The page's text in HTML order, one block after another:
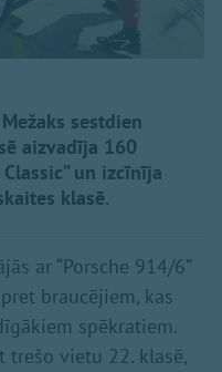
sestdien
aizvadīja 160
un izcīnīja
klasē.
ar “Porsche 914/6”
braucējiem, kas
spēkratiem.
trešo vietu 22. klasē,